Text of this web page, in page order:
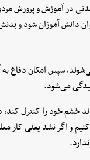
در آموزش و پرورش
دانش آموزان شود و
سپس امکان دفاع
می‌شود.
خشم خود را کنترل کند،
و اگر نشد یعنی کار